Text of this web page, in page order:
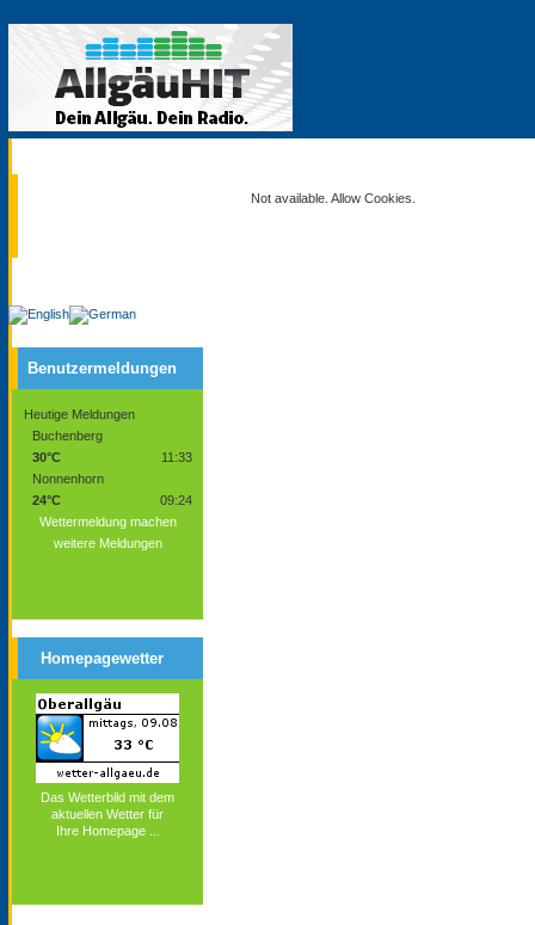
Benutzermeldungen
Heutige Meldungen
Buchenberg
30°C
11:33
Nonnenhorn
24°C
09:24
Wettermeldung machen
weitere Meldungen
Homepagewetter
Das Wetterbild mit dem
aktuellen Wetter für
Ihre Homepage ...
Not available. Allow Cookies.